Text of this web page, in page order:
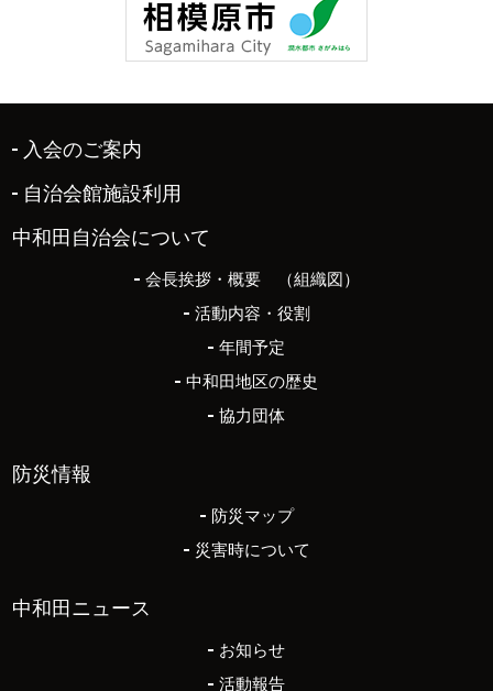
入会のご案内
自治会館施設利用
中和田自治会について
会長挨拶・概要 （組織図）
活動内容・役割
年間予定
中和田地区の歴史
協力団体
防災情報
防災マップ
災害時について
中和田ニュース
お知らせ
活動報告